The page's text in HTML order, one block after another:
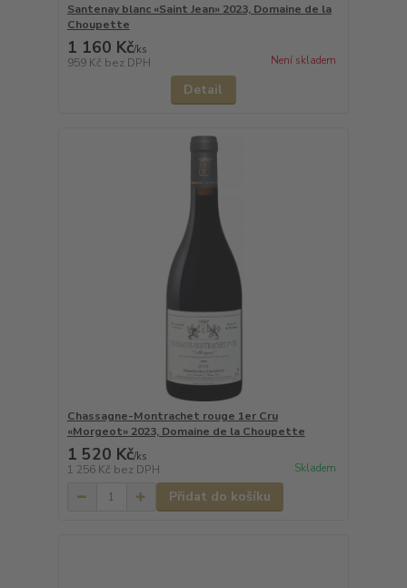
Santenay blanc «Saint Jean» 2023, Domaine de la
Choupette
1 160 Kč/ks
959 Kč bez DPH Není skladem
Detail
Chassagne-Montrachet rouge 1er Cru
«Morgeot» 2023, Domaine de la Choupette
1 520 Kč/ks
1 256 Kč bez DPH Skladem
Přidat do košíku